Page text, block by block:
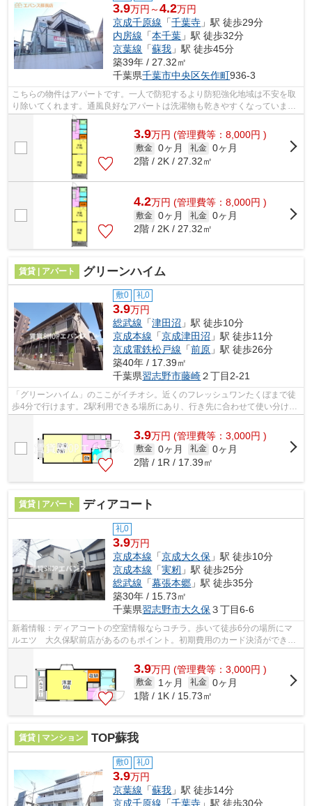
3.9万円～4.2万円
京成千原線 「千葉寺 」駅 徒歩29分
内房線 「本千葉 」駅 徒歩32分
京葉線 「蘇我 」駅 徒歩45分
築39年 / 27.32㎡
千葉県千葉市中央区矢作町936-3
こちらの物件はアパートです。一人で防犯するより防犯強化地域は不安を取
り除いてくれます。通風良好なアパートは洗濯物も乾きやすくなっていま
す。ぜひ一度見ていただきたい、「スカ...
3.9万円 (管理費等：8,000円 )
敷金 0ヶ月 礼金 0ヶ月
2階 / 2K / 27.32㎡
4.2万円 (管理費等：8,000円 )
敷金 0ヶ月 礼金 0ヶ月
2階 / 2K / 27.32㎡
賃貸 | アパート グリーンハイム
敷0 礼0
3.9万円
総武線 「津田沼 」駅 徒歩10分
京成本線 「京成津田沼 」駅 徒歩11分
京成電鉄松戸線 「前原 」駅 徒歩26分
築40年 / 17.39㎡
千葉県習志野市藤崎２丁目2-21
「グリーンハイム」のここがイチオシ。近くのフレッシュワンたくぼまで徒
歩4分で行けます。2駅利用できる場所にあり、行き先に合わせて使い分けが
3.9万円 (管理費等：3,000円 )
敷金 0ヶ月 礼金 0ヶ月
2階 / 1R / 17.39㎡
賃貸 | アパート ディアコート
礼0
3.9万円
京成本線 「京成大久保 」駅 徒歩10分
京成本線 「実籾 」駅 徒歩25分
総武線 「幕張本郷 」駅 徒歩35分
築30年 / 15.73㎡
千葉県習志野市大久保３丁目6-6
新着情報：ディアコートの空室情報ならコチラ。歩いて徒歩6分の場所にマ
ルエツ 大久保駅前店があるのもポイント。初期費用のカード決済ができま
3.9万円 (管理費等：3,000円 )
敷金 1ヶ月 礼金 0ヶ月
1階 / 1K / 15.73㎡
賃貸 | マンション TOP蘇我
敷0 礼0
3.9万円
京葉線 「蘇我 」駅 徒歩14分
京成千原線 「千葉寺 」駅 徒歩30分